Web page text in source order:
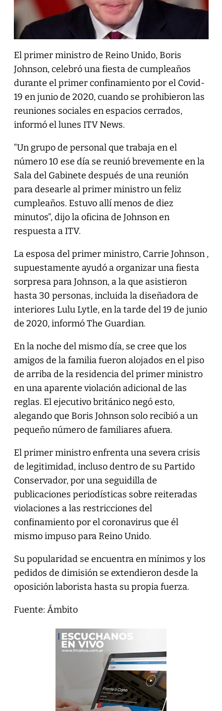
El primer ministro de Reino Unido, Boris
Johnson, celebró una fiesta de cumpleaños
durante el primer confinamiento por el Covid-
19 en junio de 2020, cuando se prohibieron las
reuniones sociales en espacios cerrados,
informó el lunes ITV News.
“Un grupo de personal que trabaja en el
número 10 ese día se reunió brevemente en la
Sala del Gabinete después de una reunión
para desearle al primer ministro un feliz
cumpleaños. Estuvo allí menos de diez
minutos”, dijo la oficina de Johnson en
respuesta a ITV.
La esposa del primer ministro, Carrie Johnson ,
supuestamente ayudó a organizar una fiesta
sorpresa para Johnson, a la que asistieron
hasta 30 personas, incluida la diseñadora de
interiores Lulu Lytle, en la tarde del 19 de junio
de 2020, informó The Guardian.
En la noche del mismo día, se cree que los
amigos de la familia fueron alojados en el piso
de arriba de la residencia del primer ministro
en una aparente violación adicional de las
reglas. El ejecutivo británico negó esto,
alegando que Boris Johnson solo recibió a un
pequeño número de familiares afuera.
El primer ministro enfrenta una severa crisis
de legitimidad, incluso dentro de su Partido
Conservador, por una seguidilla de
publicaciones periodísticas sobre reiteradas
violaciones a las restricciones del
confinamiento por el coronavirus que él
mismo impuso para Reino Unido.
Su popularidad se encuentra en mínimos y los
pedidos de dimisión se extendieron desde la
oposición laborista hasta su propia fuerza.
Fuente: Ámbito